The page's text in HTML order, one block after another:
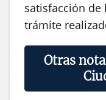
satisfacción de
trámite
Otras